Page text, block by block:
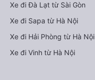
Xe đi Đà Lạt từ Sài Gòn
Xe đi Sapa từ Hà Nội
Xe đi Hải Phòng từ Hà Nội
Xe đi Vinh từ Hà Nội